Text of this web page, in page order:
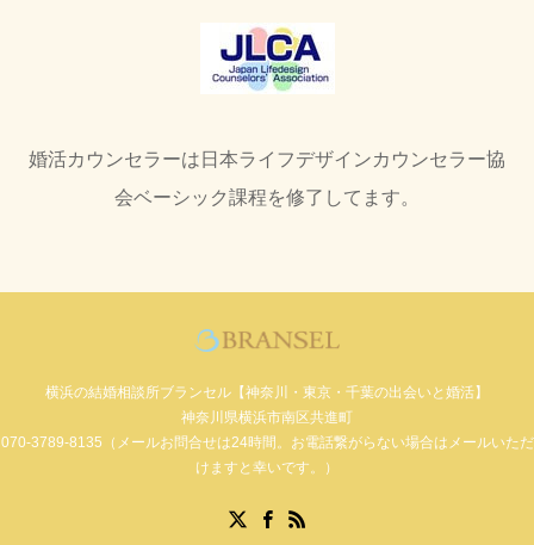
婚活カウンセラーは日本ライフデザインカウンセラー協
会ベーシック課程を修了してます。
横浜の結婚相談所ブランセル【神奈川・東京・千葉の出会いと婚活】
神奈川県横浜市南区共進町
070-3789-8135（メールお問合せは24時間。お電話繋がらない場合はメールいただ
けますと幸いです。）